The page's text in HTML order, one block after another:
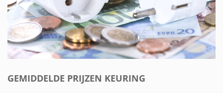
GEMIDDELDE PRIJZEN KEURING